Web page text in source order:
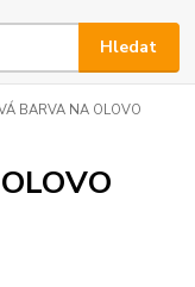
Hledat
BARVA NA OLOVO